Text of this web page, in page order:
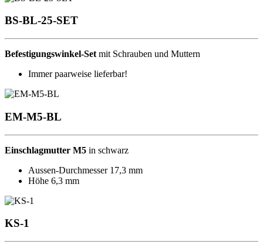
BS-BL-25-SET
Befestigungswinkel-Set mit Schrauben und Muttern
Immer paarweise lieferbar!
EM-M5-BL
Einschlagmutter M5 in schwarz
Aussen-Durchmesser 17,3 mm
Höhe 6,3 mm
KS-1